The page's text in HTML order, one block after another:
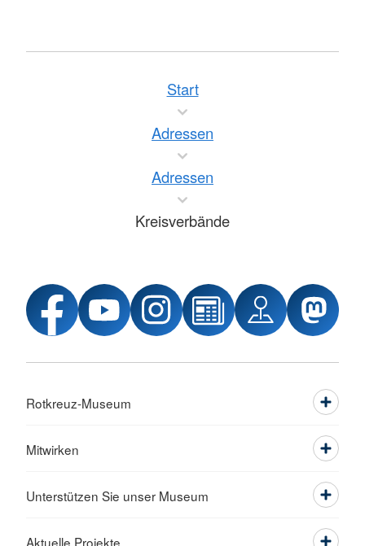
Start
Adressen
Adressen
Kreisverbände
Rotkreuz-Museum
Mitwirken
Unterstützen Sie unser Museum
Aktuelle Projekte